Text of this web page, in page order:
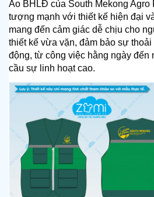
Áo BHLĐ của South Mekong Agro
tượng mạnh với thiết kế hiện đại
mang đến cảm giác dễ chịu cho
thiết kế vừa vặn, đảm bảo sự
động, từ công việc hằng ngày đến
cầu sự linh hoạt cao.